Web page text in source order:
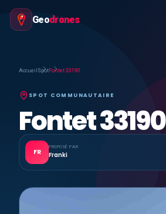
Geodrones
Accueil SpotFontet 33190
SPOT COMMUNAUTAIRE
Fontet 33190
FR
PROPOSÉ PAR
Franki